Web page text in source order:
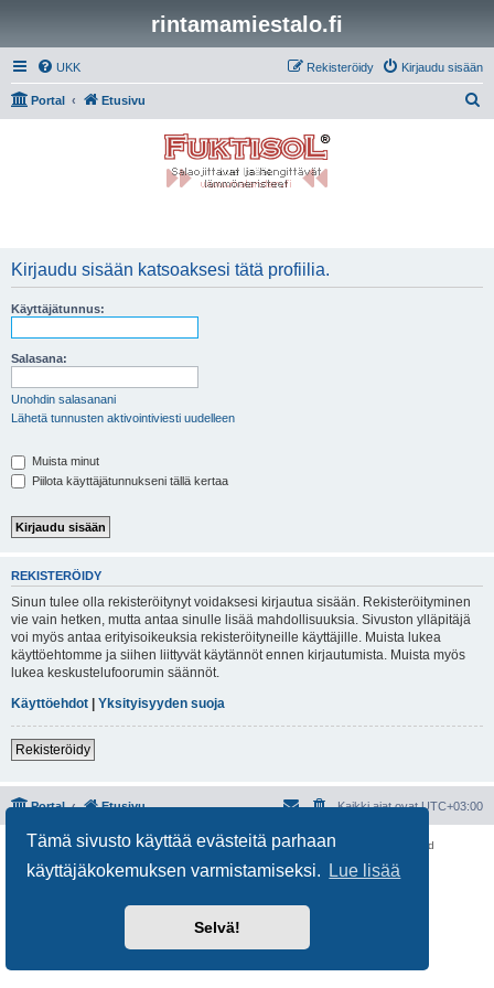
Tämä sivusto käyttää evästeitä parhaan
käyttäjäkokemuksen varmistamiseksi.
Lue lisää
Selvä!
rintamamiestalo.fi
UKK Kirjaudu sisään
Rekisteröidy
Portal Etusivu
Kirjaudu sisään katsoaksesi tätä profiilia.
Käyttäjätunnus:
Salasana:
Unohdin salasanani
Lähetä tunnusten aktivointiviesti uudelleen
Muista minut
Piilota käyttäjätunnukseni tällä kertaa
REKISTERÖIDY
Sinun tulee olla rekisteröitynyt voidaksesi kirjautua sisään. Rekisteröityminen
vie vain hetken, mutta antaa sinulle lisää mahdollisuuksia. Sivuston ylläpitäjä
voi myös antaa erityisoikeuksia rekisteröityneille käyttäjille. Muista lukea
käyttöehtomme ja siihen liittyvät käytännöt ennen kirjautumista. Muista myös
lukea keskustelufoorumin säännöt.
Käyttöehdot | Yksityisyyden suoja
Rekisteröidy
Portal Etusivu Kaikki ajat ovatUTC+03:00
Keskustelufoorumin ohjelmistophpBB® Forum Software © phpBB Limited
Käännös: phpBB Suomi (lurttinen, harritapio, Pettis)